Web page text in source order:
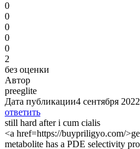
0
0
0
0
0
2
без оценки
Автор
preeglite
Дата публикации4 сентября
ответить
still hard after i cum cialis
<a href=https://buypriligyo.com/
metabolite has a PDE selectivity